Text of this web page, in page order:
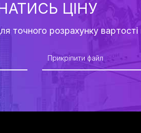
ЦІНУ
точного розрахунку
Прикріпити файл